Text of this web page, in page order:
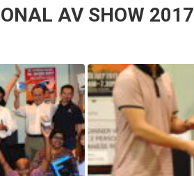
AV SHOW 2017